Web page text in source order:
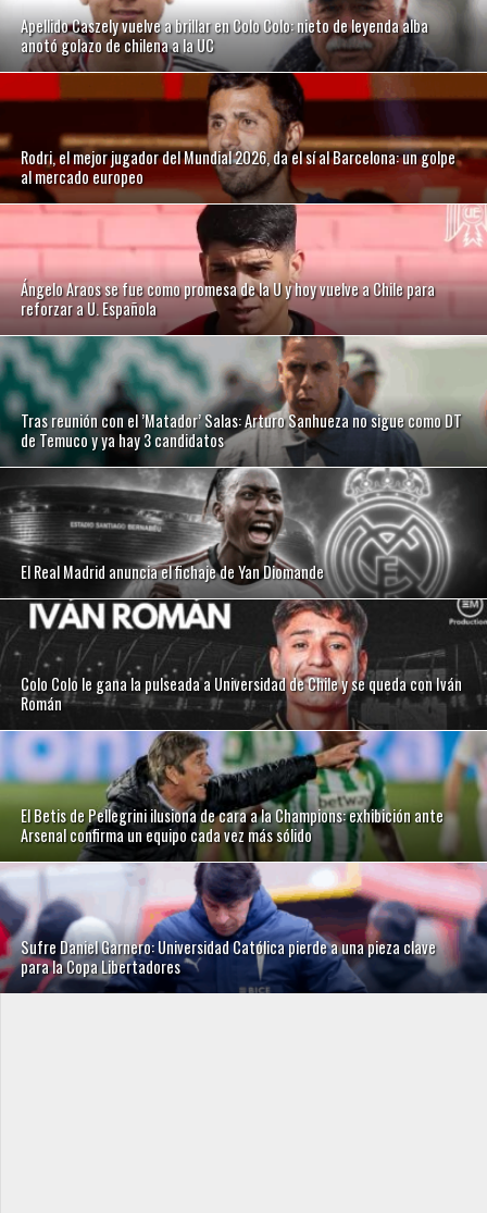
Apellido Caszely vuelve a brillar en Colo Colo: nieto de leyenda alba
anotó golazo de chilena a la UC
Rodri, el mejor jugador del Mundial 2026, da el sí al Barcelona: un golpe
al mercado europeo
Ángelo Araos se fue como promesa de la U y hoy vuelve a Chile para
reforzar a U. Española
Tras reunión con el ’Matador’ Salas: Arturo Sanhueza no sigue como DT
de Temuco y ya hay 3 candidatos
El Real Madrid anuncia el fichaje de Yan Diomande
Colo Colo le gana la pulseada a Universidad de Chile y se queda con Iván
Román
El Betis de Pellegrini ilusiona de cara a la Champions: exhibición ante
Arsenal confirma un equipo cada vez más sólido
Sufre Daniel Garnero: Universidad Católica pierde a una pieza clave
para la Copa Libertadores